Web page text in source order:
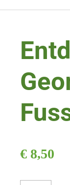
€ 8,50